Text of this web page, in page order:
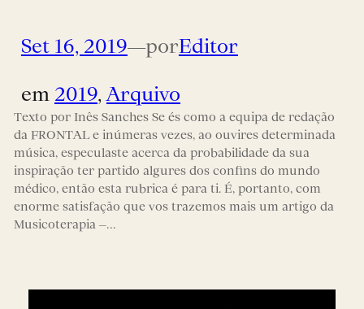
Set 16, 2019—porEditor
em 2019, Arquivo
Texto por Inês Sanches Se és como a equipa de redação
da FRONTAL e inúmeras vezes, ao ouvires determinada
música, especulaste acerca da probabilidade da sua
inspiração ter partido algures dos confins do mundo
médico, então esta rubrica é para ti. É, portanto, com
enorme satisfação que vos trazemos mais um artigo da
Musicoterapia –…